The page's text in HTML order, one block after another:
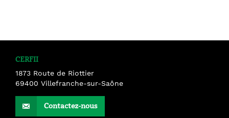
CERFII
1873 Route de Riottier
69400 Villefranche-sur-Saône
Contactez-nous